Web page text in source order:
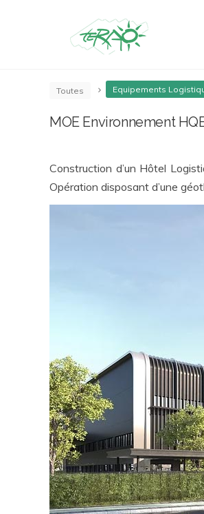
Toutes Equipements
MOE Environnement
Construction d’un Hôtel
Opération disposant d’une